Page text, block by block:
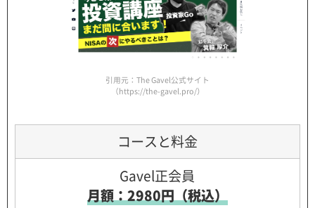
引用元：The Gavel公式サイト
（https://the-gavel.pro/）
コースと料金
Gavel正会員
月額：2980円（税込）